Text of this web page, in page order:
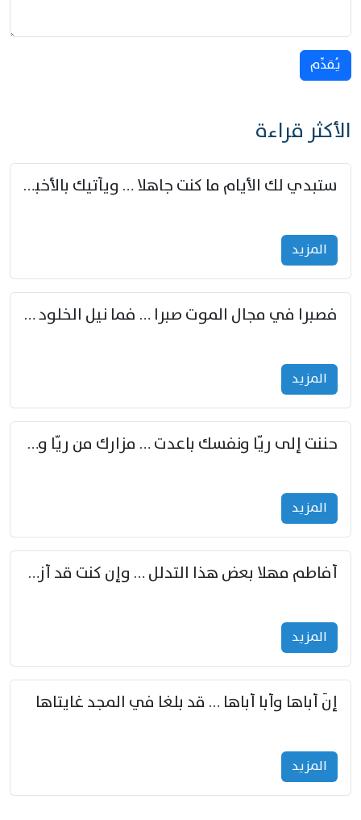
يُقدِّم
الأكثر قراءة
ستبدي لك الأيام ما كنت جاهلا … ويأتيك بالأخبار من لم تزوّد
المزید
فصبرا في مجال الموت صبرا … فما نيل الخلود بمستطاع
المزید
حننت إلى ريّا ونفسك باعدت … مزارك من ريّا وشعباكما معا
المزید
أفاطم مهلا بعض هذا التدلل … وإن كنت قد أزمعت صرمي فأجملي
المزید
إنّ أباها وأبا أباها … قد بلغا في المجد غايتاها
المزید